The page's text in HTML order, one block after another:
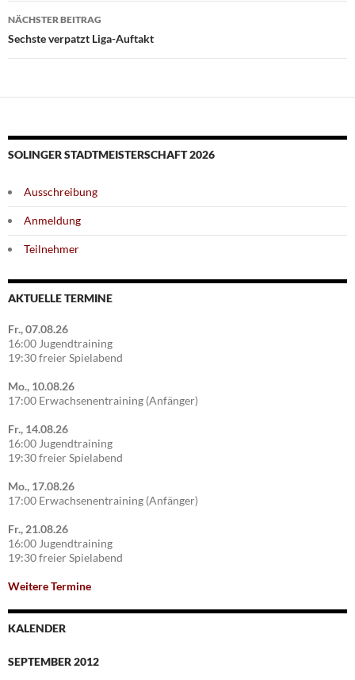
NÄCHSTER BEITRAG
Sechste verpatzt Liga-Auftakt
SOLINGER STADTMEISTERSCHAFT 2026
Ausschreibung
Anmeldung
Teilnehmer
AKTUELLE TERMINE
Fr., 07.08.26
16:00 Jugendtraining
19:30 freier Spielabend
Mo., 10.08.26
17:00 Erwachsenentraining (Anfänger)
Fr., 14.08.26
16:00 Jugendtraining
19:30 freier Spielabend
Mo., 17.08.26
17:00 Erwachsenentraining (Anfänger)
Fr., 21.08.26
16:00 Jugendtraining
19:30 freier Spielabend
Weitere Termine
KALENDER
SEPTEMBER 2012